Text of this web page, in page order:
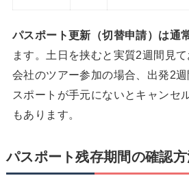
パスポート更新（切替申請）は通
ます。土日を挟むと実質2週間見
会社のツアー参加の場合、出発2
スポートが手元にないとキャンセ
もあります。
パスポート残存期間の確認